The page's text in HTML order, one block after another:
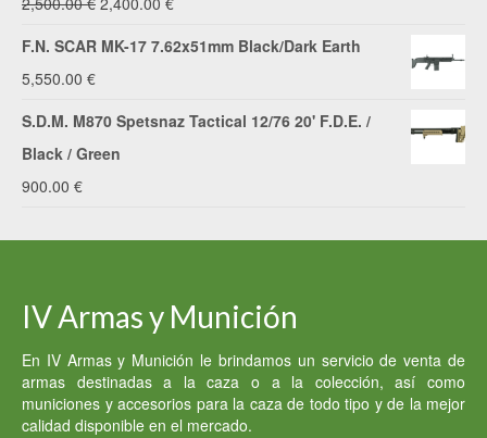
precio
2,500.00 €.2,400.00 €.
F.N. SCAR MK-17 7.62x51mm Black/Dark Earth
5,550.00 €
S.D.M. M870 Spetsnaz Tactical 12/76 20' F.D.E. /
Black / Green
900.00 €
IV Armas y Munición
En IV Armas y Munición le brindamos un servicio de venta de
armas destinadas a la caza o a la colección, así como
municiones y accesorios para la caza de todo tipo y de la mejor
calidad disponible en el mercado.